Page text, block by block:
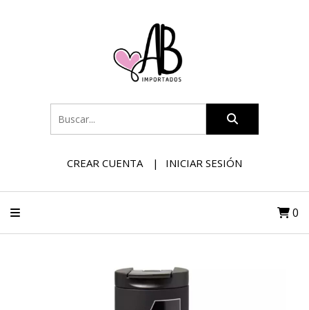
CREAR CUENTA INICIAR SESIÓN
0